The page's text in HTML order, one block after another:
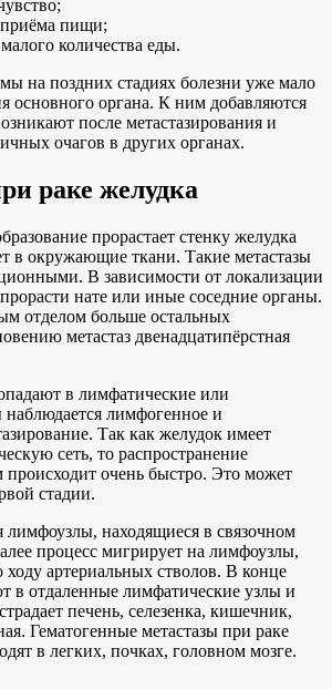
приёма пищи;
количества еды.
на поздних стадиях болезни уже мало
основного органа. К ним добавляются
после метастазирования и
очагов в других органах.
раке желудка
прорастает стенку желудка
в окружающие ткани. Такие метастазы
В зависимости от локализации
нате или иные соседние органы.
отделом больше остальных
метастаз двенадцатипёрстная
в лимфатические или
лимфогенное и
Так как желудок имеет
сеть, то распространение
очень быстро. Это может
стадии.
лимфоузлы, находящиеся в связочном
процесс мигрирует на лимфоузлы,
артериальных стволов. В конце
в отдаленные лимфатические узлы и
печень, селезенка, кишечник,
Гематогенные метастазы при раке
в легких, почках, головном мозге.